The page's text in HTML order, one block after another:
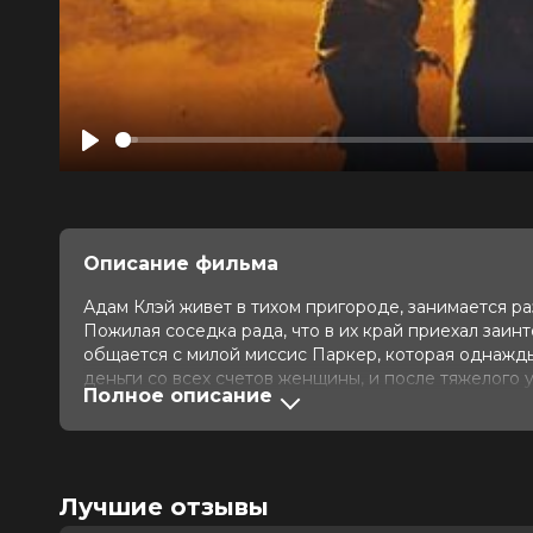
Play
Описание фильма
Адам Клэй живет в тихом пригороде, занимается
Пожилая соседка рада, что в их край приехал
общается с милой миссис Паркер, которая
деньги со всех счетов женщины, и после
отомстить.
информация: в группе киноклуба в социальной сети
Полное описание
Лучшие отзывы